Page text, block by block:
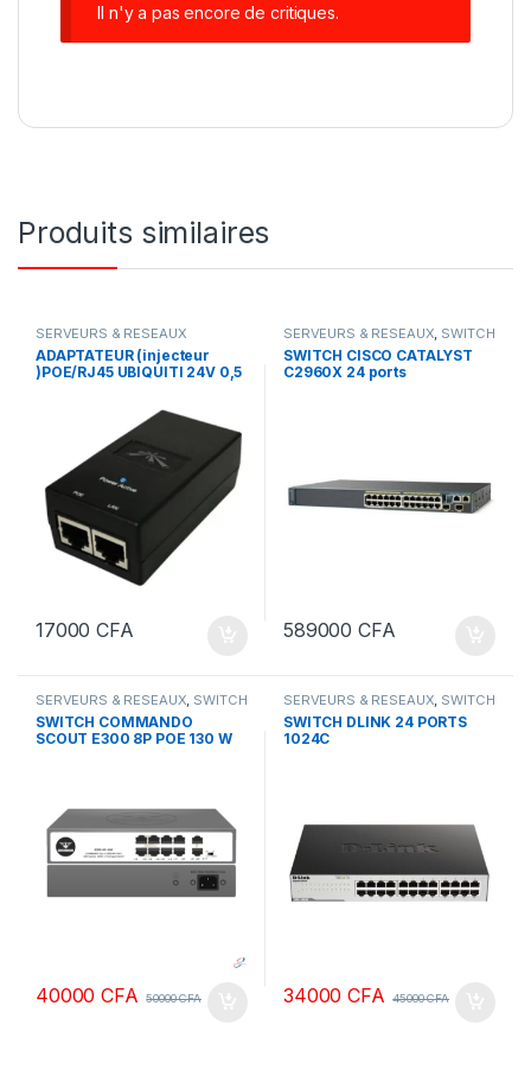
Il n'y a pas encore de critiques.
Produits similaires
SERVEURS & RESEAUX
ADAPTATEUR (injecteur
)POE/RJ45 UBIQUITI 24V 0,5
17000CFA
SERVEURS & RESEAUX, SWITCH
CISCO
SWITCH CISCO CATALYST
C2960X 24 ports
589000CFA
SERVEURS & RESEAUX, SWITCH
COMMANDO
SWITCH COMMANDO
SCOUT E300 8P POE 130 W
40000CFA 50000CFA
SERVEURS & RESEAUX, SWITCH
DLINK
SWITCH DLINK 24 PORTS
1024C
34000CFA 45000CFA